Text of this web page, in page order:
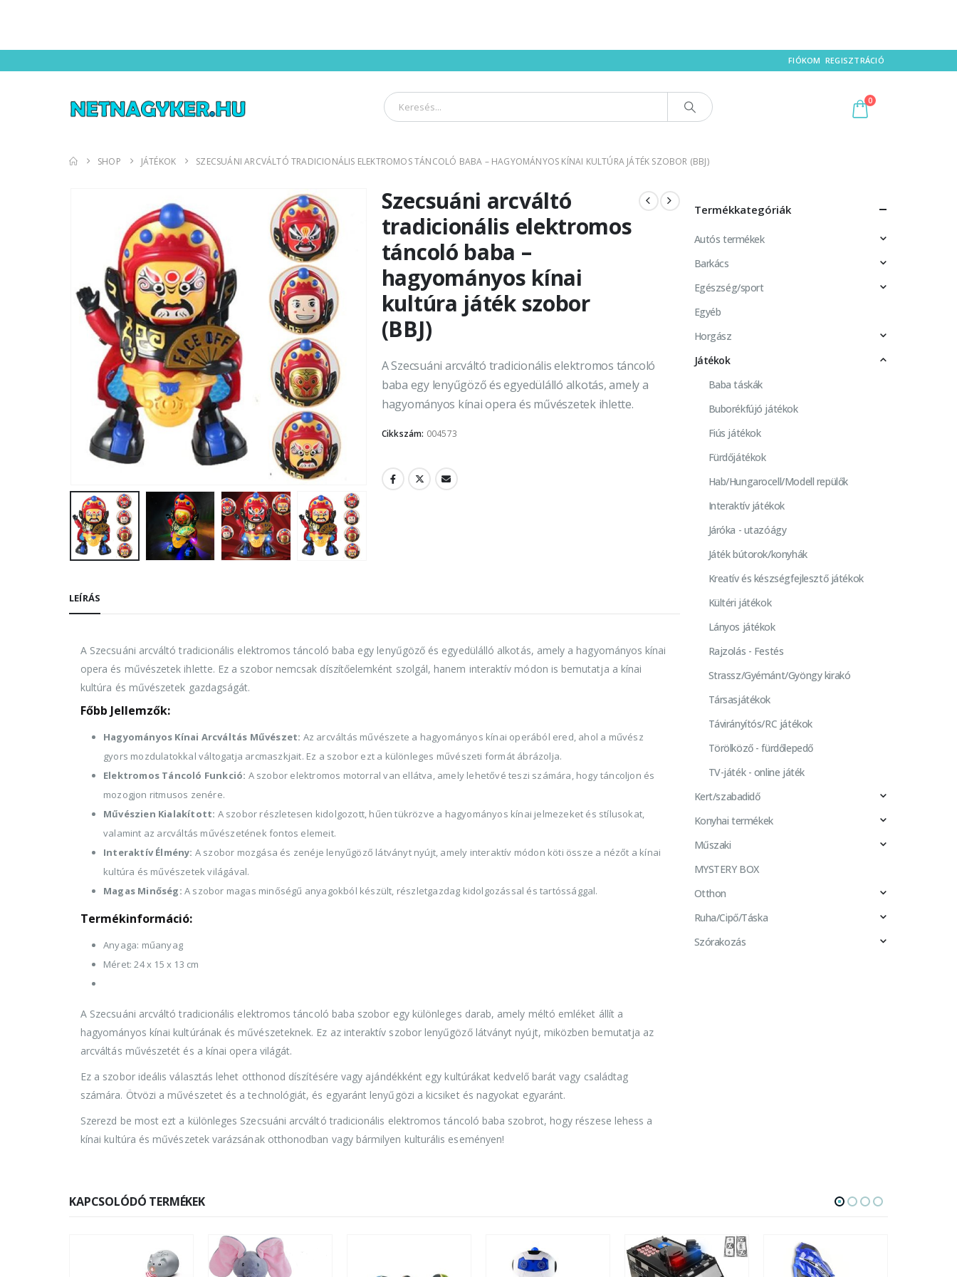
FIÓKOM REGISZTRÁCIÓ
0
SHOP JÁTÉKOK SZECSUÁNI ARCVÁLTÓ TRADICIONÁLIS ELEKTROMOS TÁNCOLÓ BABA – HAGYOMÁNYOS KÍNAI KULTÚRA JÁTÉK SZOBOR (BBJ)
Szecsuáni arcváltó
tradicionális elektromos
táncoló baba –
hagyományos kínai
kultúra játék szobor
(BBJ)
A Szecsuáni arcváltó tradicionális elektromos táncoló
baba egy lenyűgöző és egyedülálló alkotás, amely a
hagyományos kínai opera és művészetek ihlette.
Cikkszám: 004573
LEÍRÁS
A Szecsuáni arcváltó tradicionális elektromos táncoló baba egy lenyűgöző és egyedülálló alkotás, amely a hagyományos kínai
opera és művészetek ihlette. Ez a szobor nemcsak díszítőelemként szolgál, hanem interaktív módon is bemutatja a kínai
kultúra és művészetek gazdagságát.
Főbb Jellemzők:
Hagyományos Kínai Arcváltás Művészet: Az arcváltás művészete a hagyományos kínai operából ered, ahol a művész
gyors mozdulatokkal váltogatja arcmaszkjait. Ez a szobor ezt a különleges művészeti formát ábrázolja.
Elektromos Táncoló Funkció: A szobor elektromos motorral van ellátva, amely lehetővé teszi számára, hogy táncoljon és
mozogjon ritmusos zenére.
Művészien Kialakított: A szobor részletesen kidolgozott, hűen tükrözve a hagyományos kínai jelmezeket és stílusokat,
valamint az arcváltás művészetének fontos elemeit.
Interaktív Élmény: A szobor mozgása és zenéje lenyűgöző látványt nyújt, amely interaktív módon köti össze a nézőt a kínai
kultúra és művészetek világával.
Magas Minőség: A szobor magas minőségű anyagokból készült, részletgazdag kidolgozással és tartóssággal.
Termékinformáció:
Anyaga: műanyag
Méret: 24 x 15 x 13 cm
A Szecsuáni arcváltó tradicionális elektromos táncoló baba szobor egy különleges darab, amely méltó emléket állít a
hagyományos kínai kultúrának és művészeteknek. Ez az interaktív szobor lenyűgöző látványt nyújt, miközben bemutatja az
arcváltás művészetét és a kínai opera világát.
Ez a szobor ideális választás lehet otthonod díszítésére vagy ajándékként egy kultúrákat kedvelő barát vagy családtag
számára. Ötvözi a művészetet és a technológiát, és egyaránt lenyűgözi a kicsiket és nagyokat egyaránt.
Szerezd be most ezt a különleges Szecsuáni arcváltó tradicionális elektromos táncoló baba szobrot, hogy részese lehess a
kínai kultúra és művészetek varázsának otthonodban vagy bármilyen kulturális eseményen!
Termékkategóriák
Autós termékek
Barkács
Egészség/sport
Egyéb
Horgász
Játékok
Baba táskák
Buborékfújó játékok
Fiús játékok
Fürdőjátékok
Hab/Hungarocell/Modell repülők
Interaktív játékok
Járóka - utazóágy
Játék bútorok/konyhák
Kreatív és készségfejlesztő játékok
Kültéri játékok
Lányos játékok
Rajzolás - Festés
Strassz/Gyémánt/Gyöngy kirakó
Társasjátékok
Távirányítós/RC játékok
Törölköző - fürdőlepedő
TV-játék - online játék
Kert/szabadidő
Konyhai termékek
Műszaki
MYSTERY BOX
Otthon
Ruha/Cipő/Táska
Szórakozás
KAPCSOLÓDÓ TERMÉKEK